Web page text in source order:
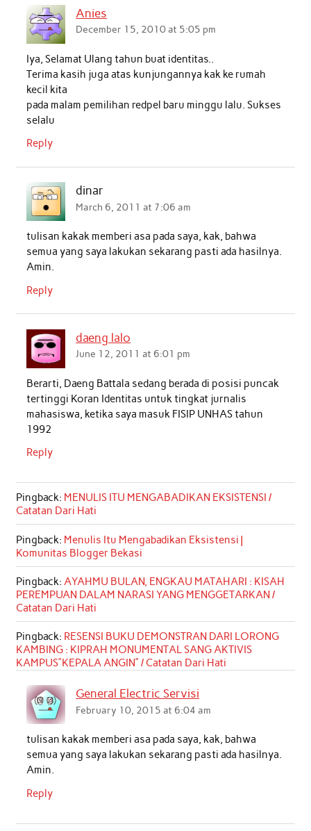
Anies
December 15, 2010 at 5:05 pm
Iya, Selamat Ulang tahun buat identitas..
Terima kasih juga atas kunjungannya kak ke rumah
kecil kita
pada malam pemilihan redpel baru minggu lalu. Sukses
selalu
Reply
dinar
March 6, 2011 at 7:06 am
tulisan kakak memberi asa pada saya, kak, bahwa
semua yang saya lakukan sekarang pasti ada hasilnya.
Amin.
Reply
daeng lalo
June 12, 2011 at 6:01 pm
Berarti, Daeng Battala sedang berada di posisi puncak
tertinggi Koran Identitas untuk tingkat jurnalis
mahasiswa, ketika saya masuk FISIP UNHAS tahun
1992
Reply
Pingback: MENULIS ITU MENGABADIKAN EKSISTENSI /
Catatan Dari Hati
Pingback: Menulis Itu Mengabadikan Eksistensi |
Komunitas Blogger Bekasi
Pingback: AYAHMU BULAN, ENGKAU MATAHARI : KISAH
PEREMPUAN DALAM NARASI YANG MENGGETARKAN /
Catatan Dari Hati
Pingback: RESENSI BUKU DEMONSTRAN DARI LORONG
KAMBING : KIPRAH MONUMENTAL SANG AKTIVIS
KAMPUS”KEPALA ANGIN” / Catatan Dari Hati
General Electric Servisi
February 10, 2015 at 6:04 am
tulisan kakak memberi asa pada saya, kak, bahwa
semua yang saya lakukan sekarang pasti ada hasilnya.
Amin.
Reply